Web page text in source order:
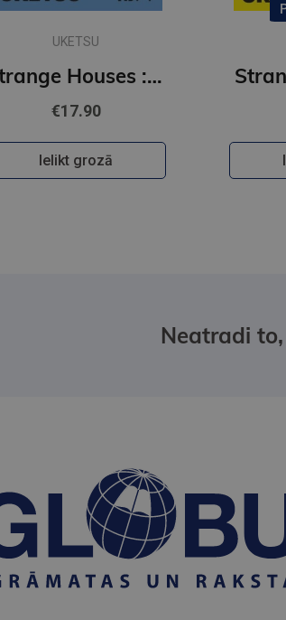
UKETSU
Strange Houses : The Chilling Japanese Mystery Sensation
€17.90
Ielikt grozā
Neatradi